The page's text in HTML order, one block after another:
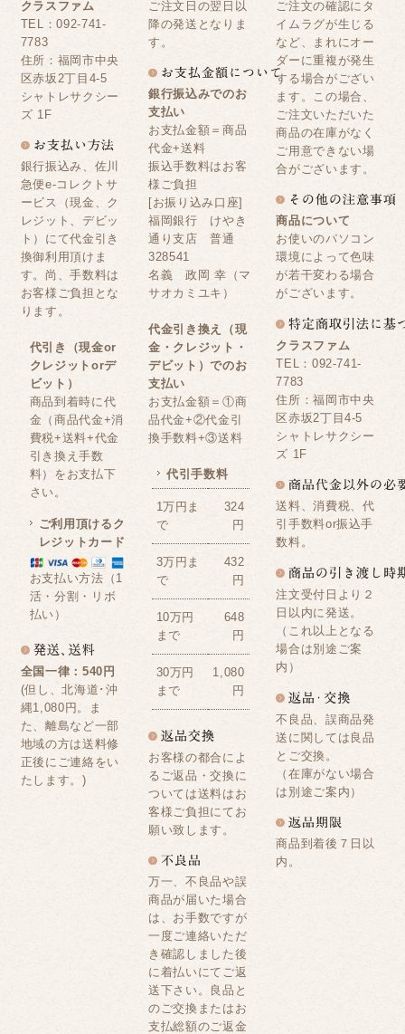
クラスファム
TEL：092-741-
7783
住所：福岡市中央
区赤坂2丁目4-5
シャトレサクシー
ズ 1F
銀行振込み、佐川
急便e-コレクトサ
ービス（現金、ク
レジット、デビッ
ト）にて代金引き
換御利用頂けま
す。尚、手数料は
お客様ご負担とな
ります。
代引き（現金or
クレジットorデ
ビット）
商品到着時に代
金（商品代金+消
費税+送料+代金
引き換え手数
料）をお支払下
さい。
ご利用頂けるク
レジットカード
お支払い方法（1
活・分割・リボ
払い）
全国一律：540円
(但し、北海道･沖
縄1,080円。ま
た、離島など一部
地域の方は送料修
正後にご連絡をい
たします。)
ご注文日の翌日以
降の発送となりま
す。
銀行振込みでのお
支払い
お支払金額＝商品
代金+送料
振込手数料はお客
様ご負担
[お振り込み口座]
福岡銀行 けやき
通り支店 普通
328541
名義 政岡 幸（マ
サオカミユキ）
代金引き換え（現
金・クレジット・
デビット）でのお
支払い
お支払金額＝①商
品代金+②代金引
換手数料+③送料
代引手数料
1万円ま
で
324
円
3万円ま
で
432
円
10万円
まで
648
円
30万円
まで
1,080
円
お客様の都合によ
るご返品・交換に
ついては送料はお
客様ご負担にてお
願い致します。
万一、不良品や誤
商品が届いた場合
は、お手数ですが
一度ご連絡いただ
き確認しました後
に着払いにてご返
送下さい。良品と
のご交換またはお
支払総額のご返金
ご注文の確認にタ
イムラグが生じる
など、まれにオー
ダーに重複が発生
する場合がござい
ます。この場合、
ご注文いただいた
商品の在庫がなく
ご用意できない場
合がございます。
商品について
お使いのパソコン
環境によって色味
が若干変わる場合
がございます。
クラスファム
TEL：092-741-
7783
住所：福岡市中央
区赤坂2丁目4-5
シャトレサクシー
ズ 1F
送料、消費税、代
引手数料or振込手
数料。
注文受付日より２
日以内に発送。
（これ以上となる
場合は別途ご案
内）
不良品、誤商品発
送に関しては良品
とご交換。
（在庫がない場合
は別途ご案内）
商品到着後７日以
内。